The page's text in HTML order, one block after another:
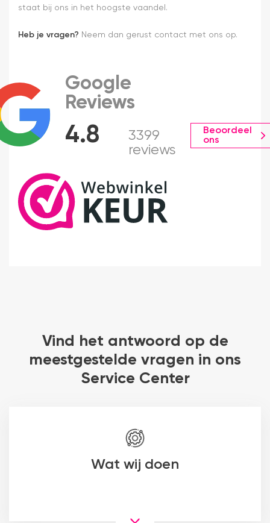
staat bij ons in het hoogste vaandel.
Heb je vragen? Neem dan gerust contact met ons op.
4.8
Google
Reviews
3399
reviews
Beoordeel
ons
Vind het antwoord op de
meestgestelde vragen in ons
Service Center
Wat wij doen